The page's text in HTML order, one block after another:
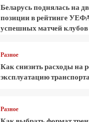
Беларусь поднялась на
позиции в рейтинге
успешных матчей клубов
Разное
Как снизить расходы на
эксплуатацию
Разное